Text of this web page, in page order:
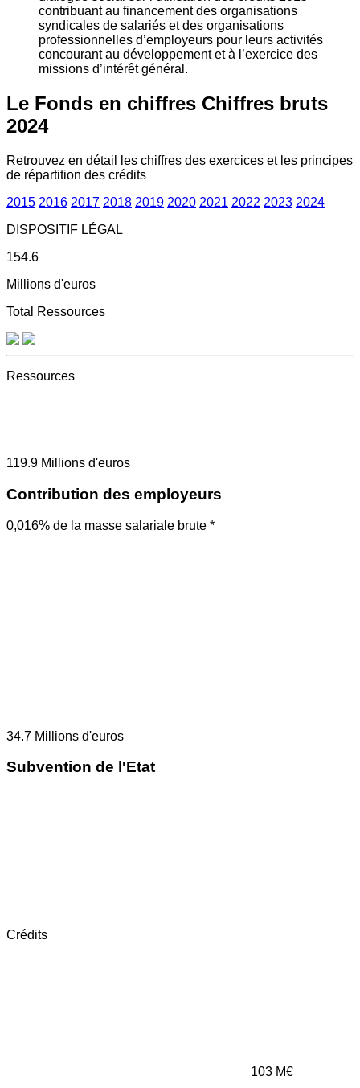
contribuant au financement des organisations
syndicales de salariés et des organisations
professionnelles d’employeurs pour leurs activités
concourant au développement et à l’exercice des
missions d’intérêt général.
Le Fonds en chiffres Chiffres bruts
2024
Retrouvez en détail les chiffres des exercices et les principes
de répartition des crédits
2015 2016 2017 2018 2019 2020 2021 2022 2023 2024
DISPOSITIF LÉGAL
154.6
Millions d'euros
Total Ressources
Ressources
119.9 Millions d'euros
Contribution des employeurs
0,016% de la masse salariale brute *
34.7 Millions d'euros
Subvention de l'Etat
Crédits
103 M€